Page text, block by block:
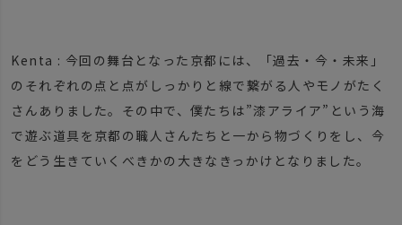
Kenta : 今回の舞台となった京都には、「過去・今・未来」
のそれぞれの点と点がしっかりと線で繋がる人やモノがたく
さんありました。その中で、僕たちは”漆アライア”という海
で遊ぶ道具を京都の職人さんたちと一から物づくりをし、今
をどう生きていくべきかの大きなきっかけとなりました。